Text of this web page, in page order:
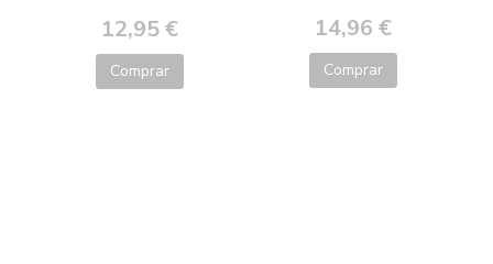
12,95 €
Comprar
14,96 €
Comprar